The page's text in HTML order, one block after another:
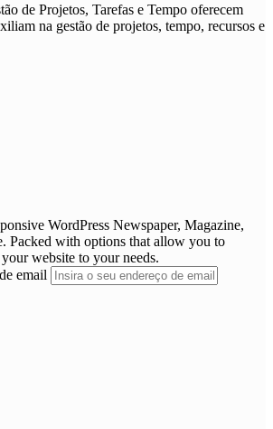
de Projetos, Tarefas e Tempo oferecem
na gestão de projetos, tempo, recursos e
WordPress Newspaper, Magazine,
Packed with options that allow you to
website to your needs.
email